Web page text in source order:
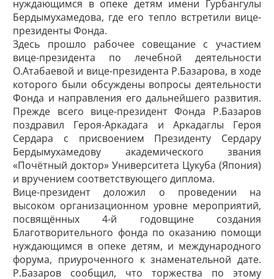
нуждающимся в опеке детям имени Гурбангулы
Бердымухамедова, где его тепло встретили вице-
президенты Фонда.
Здесь прошло рабочее совещание с участием
вице-президента по лечебной деятельности
О.Атабаевой и вице-президента Р.Базарова, в ходе
которого были обсуждены вопросы деятельности
Фонда и направления его дальнейшего развития.
Прежде всего вице-президент Фонда Р.Базаров
поздравил Героя-­Аркадага и Аркадаглы Героя
Сердара с присвоением Президенту Сердару
Бердымухамедову академического звания
«Почётный доктор» Университета Цукуба (Япония)
и вручением соответствующего ­диплома.
Вице-президент доложил о проведении на
высоком организационном уровне мероприятий,
посвящённых 4-й годовщине создания
Благотворительного фонда по оказанию помощи
нуждающимся в опеке детям, и международного
форума, приуроченного к знаменательной дате.
Р.Базаров сообщил, что торжества по этому